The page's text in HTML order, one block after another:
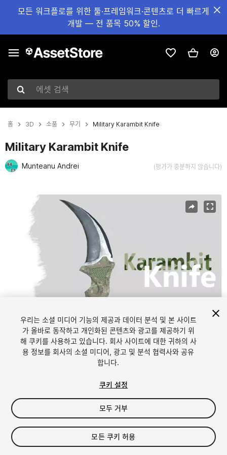
모든 워크플로를 위한 툴·프레임워크·콘텐츠로 더 빠르게
개발 — 전 품목 50% 할인.
에셋 검색
홈 3D 소품 무기 Military Karambit Knife
Military Karambit Knife
Munteanu Andrei (평가가 충분하지 않습니다)
현재 슬라이드: 1 / 10
1 10
$4.99
우리는 소셜 미디어 기능의 제공과 데이터 분석 및 본 사이트
가 올바로 동작하고 개인화된 콘텐츠와 광고를 제공하기 위
해 쿠키를 사용하고 있습니다. 회사 사이트에 대한 귀하의 사
용 정보를 회사의 소셜 미디어, 광고 및 분석 협력사와 공유
합니다.
쿠키 설정
모두 거부
모든 쿠키 허용